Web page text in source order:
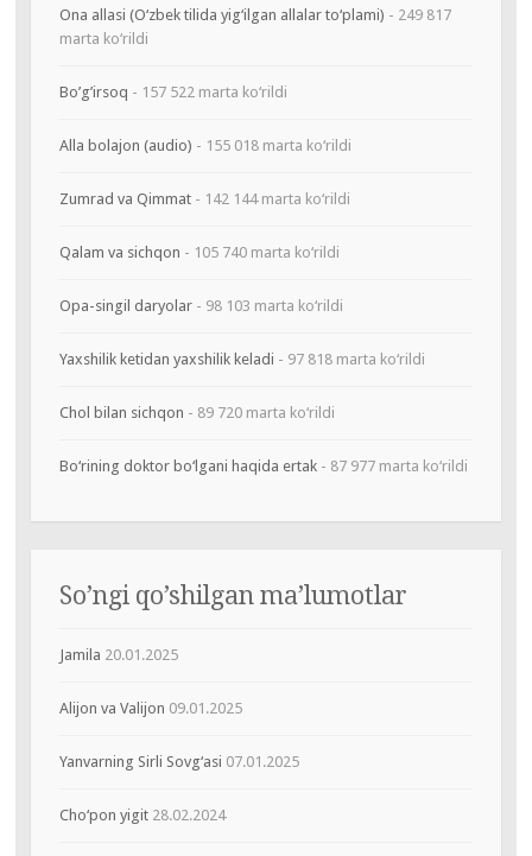
Ona allasi (O‘zbek tilida yig‘ilgan allalar to‘plami) - 249 817
marta ko‘rildi
Bo’g’irsoq - 157 522 marta ko‘rildi
Alla bolajon (audio) - 155 018 marta ko‘rildi
Zumrad va Qimmat- 142 144 marta ko‘rildi
Qalam va sichqon - 105 740 marta ko‘rildi
Opa-singil daryolar- 98 103 marta ko‘rildi
Yaxshilik ketidan yaxshilik keladi - 97 818 marta ko‘rildi
Chol bilan sichqon - 89 720 marta ko‘rildi
Bo‘rining doktor bo‘lgani haqida ertak- 87 977 marta ko‘rildi
So’ngi qo’shilgan ma’lumotlar
Jamila 20.01.2025
Alijon va Valijon 09.01.2025
Yanvarning Sirli Sovg‘asi 07.01.2025
Cho‘pon yigit 28.02.2024